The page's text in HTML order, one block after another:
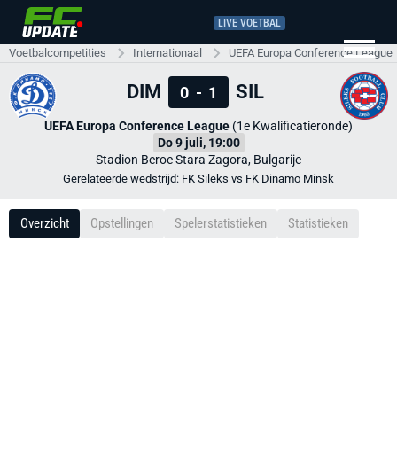
LIVE VOETBAL
Voetbalcompetities Internationaal UEFA Europa Conference League
DIM 0 - 1 SIL
UEFA Europa Conference League (1e Kwalificatieronde)
Do 9 juli, 19:00
Stadion Beroe Stara Zagora, Bulgarije
Gerelateerde wedstrijd: FK Sileks vs FK Dinamo Minsk
Overzicht Opstellingen Spelerstatistieken Statistieken